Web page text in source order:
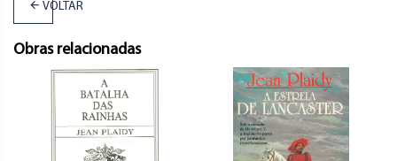
VOLTAR
Obras relacionadas